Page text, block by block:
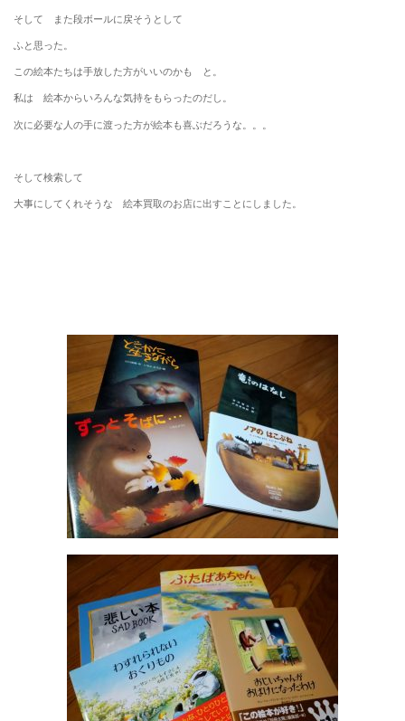
そして また段ボールに戻そうとして
ふと思った。
この絵本たちは手放した方がいいのかも と。
私は 絵本からいろんな気持をもらったのだし。
次に必要な人の手に渡った方が絵本も喜ぶだろうな。。。
そして検索して
大事にしてくれそうな 絵本買取のお店に出すことにしました。